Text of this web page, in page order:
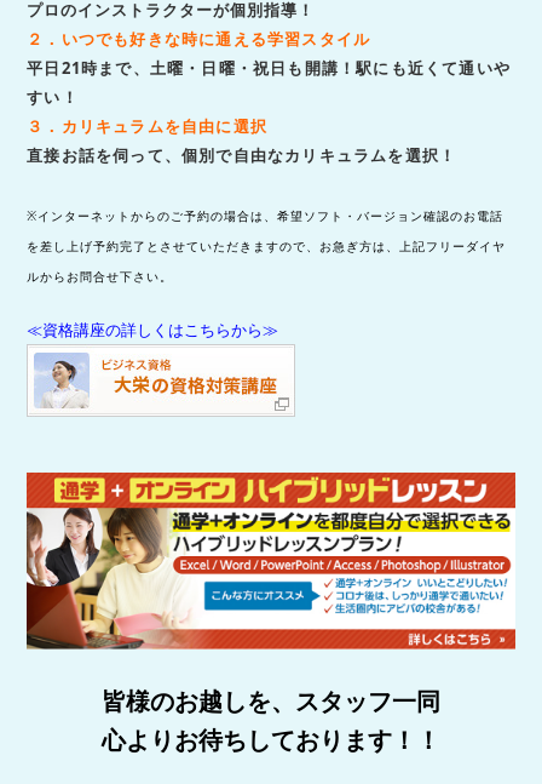
プロのインストラクターが個別指導！
２．いつでも好きな時に通える学習スタイル
平日21時まで、土曜・日曜・祝日も開講！駅にも近くて通いや
すい！
３．カリキュラムを自由に選択
直接お話を伺って、個別で自由なカリキュラムを選択！
※インターネットからのご予約の場合は、希望ソフト・バージョン確認のお電話
を差し上げ予約完了とさせていただきますので、お急ぎ方は、上記フリーダイヤ
ルからお問合せ下さい。
≪資格講座の詳しくはこちらから≫
皆様のお越しを、スタッフ一同
心よりお待ちしております！！